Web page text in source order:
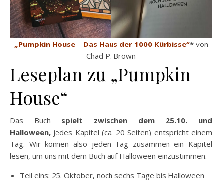
„Pumpkin House – Das Haus der 1000 Kürbisse“*von
Chad P. Brown
Leseplan zu „Pumpkin
House“
Das Buch spielt zwischen dem 25.10. und
Halloween, jedes Kapitel (ca. 20 Seiten) entspricht einem
Tag. Wir können also jeden Tag zusammen ein Kapitel
lesen, um uns mit dem Buch auf Halloween einzustimmen.
Teil eins: 25. Oktober, noch sechs Tage bis Halloween